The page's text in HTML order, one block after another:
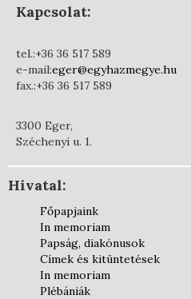
Kapcsolat:
tel.:+36 36 517 589
e-mail:eger@egyhazmegye.hu
fax.:+36 36 517 589
3300 Eger,
Széchenyi u. 1.
Hivatal:
Főpapjaink
In memoriam
Papság, diakónusok
Címek és kitüntetések
In memoriam
Plébániák